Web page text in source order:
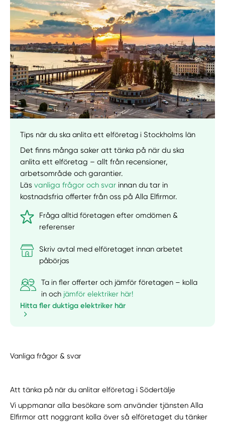
Manuellt Få hjälp
Välj tillvägagångssätt
Tips när du ska anlita ett elföretag i Stockholms län
Det finns många saker att tänka på när du ska
anlita ett elföretag – allt från recensioner,
arbetsområde och garantier.
Läsvanliga frågor och svar innan du tar in
kostnadsfria offerter från oss på Alla Elfirmor.
Fråga alltid företagen efter omdömen &
referenser
Skriv avtal med elföretaget innan arbetet
påbörjas
Ta in fler offerter och jämför företagen – kolla
in och jämför elektriker här!
Hitta fler duktiga elektriker här
Vanliga frågor & svar
Att tänka på när du anlitar elföretag i Södertälje
Vi uppmanar alla besökare som använder tjänsten Alla
Elfirmor att noggrant kolla över så elföretaget du tänker